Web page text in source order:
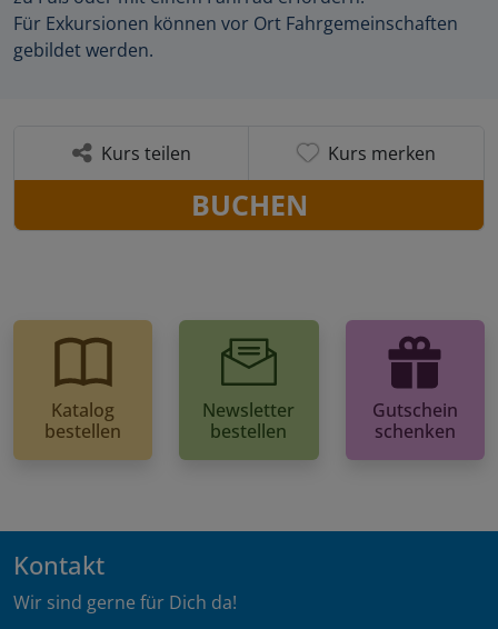
Für Exkursionen können vor Ort Fahrgemeinschaften
gebildet werden.
Kurs teilen Kurs merken
BUCHEN
Katalog
bestellen
Newsletter
bestellen
Gutschein
schenken
Kontakt
Wir sind gerne für Dich da!